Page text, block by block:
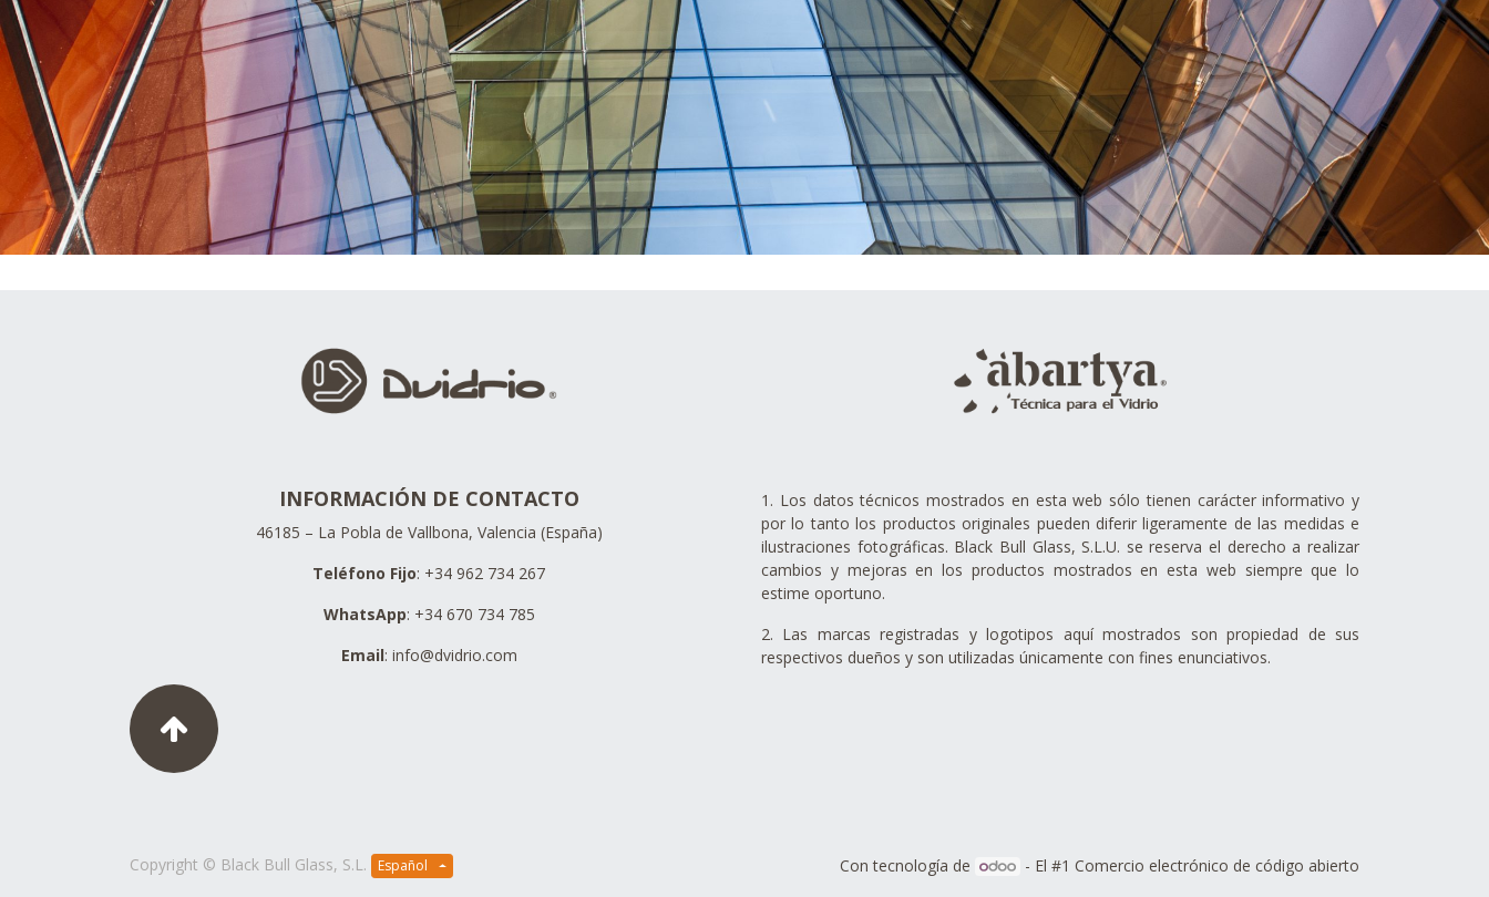
INFORMACIÓN DE CONTACTO
46185 – La Pobla de Vallbona, Valencia (España)
Teléfono Fijo: +34 962 734 267
WhatsApp: +34 670 734 785
Email: info@dvidrio.com
1. Los datos técnicos mostrados en esta web sólo tienen carácter informativo y
por lo tanto los productos originales pueden diferir ligeramente de las medidas e
ilustraciones fotográficas. Black Bull Glass, S.L.U. se reserva el derecho a realizar
cambios y mejoras en los productos mostrados en esta web siempre que lo
estime oportuno.
2. Las marcas registradas y logotipos aquí mostrados son propiedad de sus
respectivos dueños y son utilizadas únicamente con fines enunciativos.
Copyright © Black Bull Glass, S.L. Español Con tecnología de - El #1 Comercio electrónico de código abierto